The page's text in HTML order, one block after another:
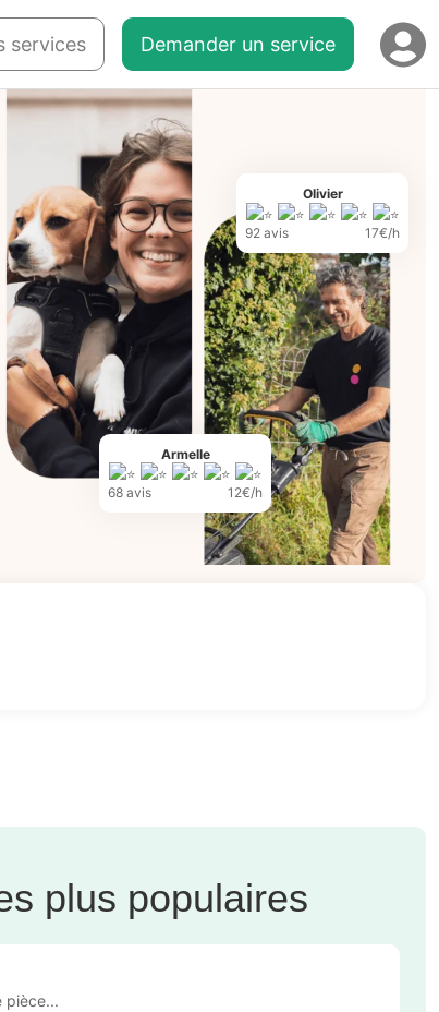
services Demander un service
Armelle
68 avis 12€/h
Olivier
92 avis 17€/h
plus populaires
pièce...